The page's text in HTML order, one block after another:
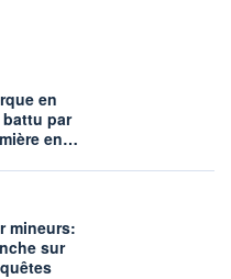
en
par
en…
mineurs:
sur